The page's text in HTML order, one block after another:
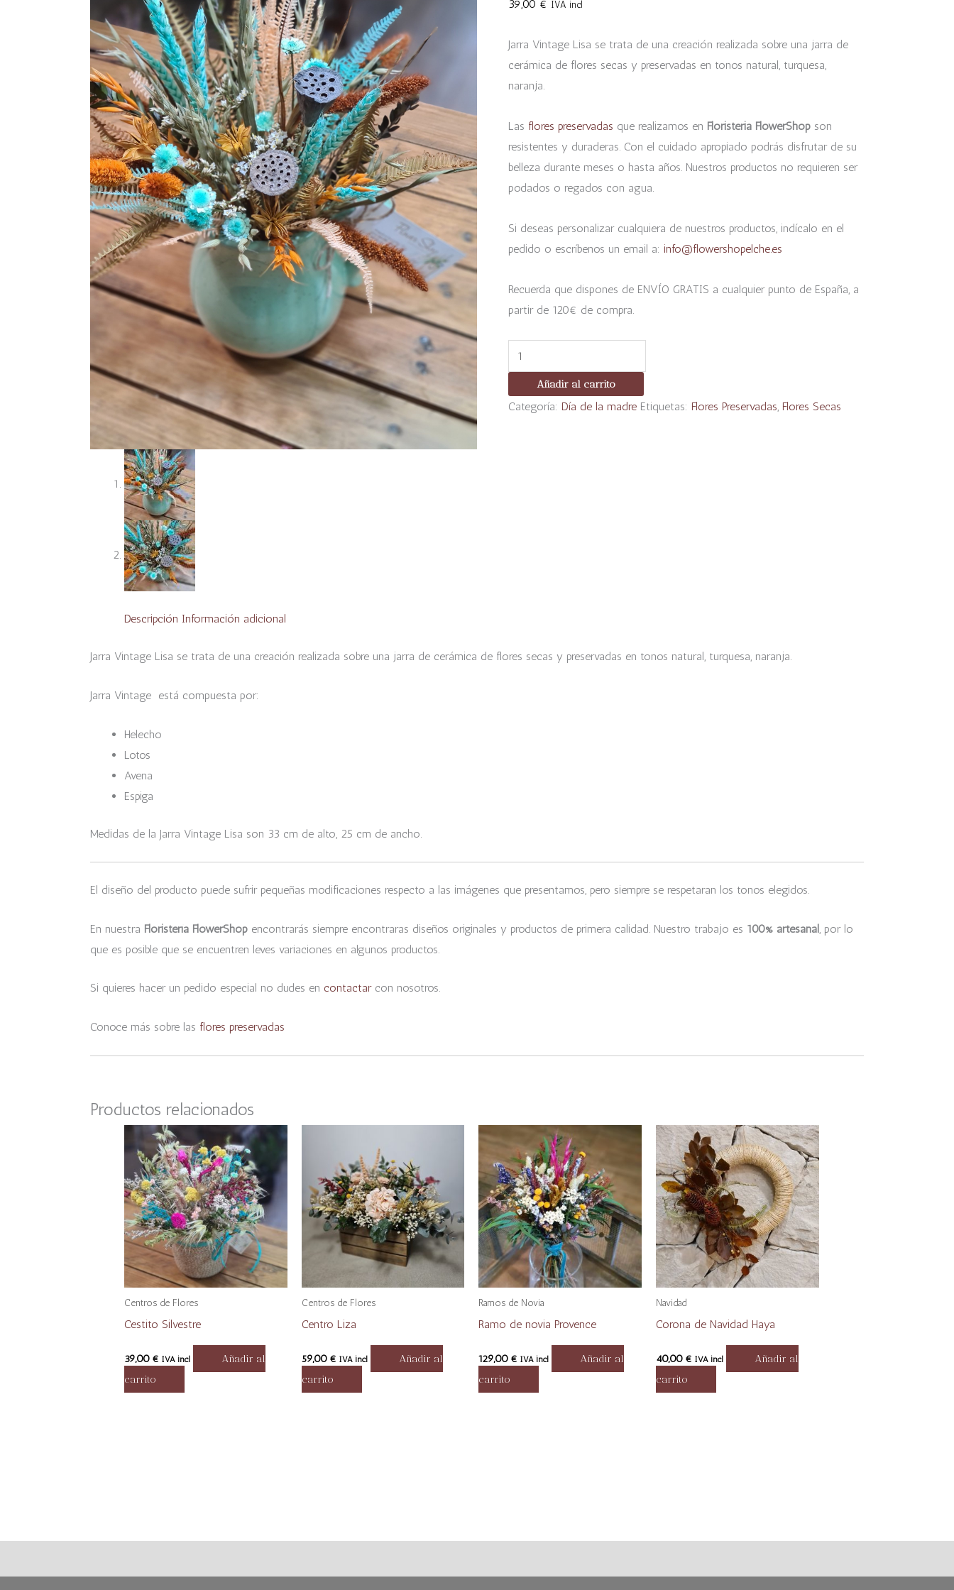
39,00 € IVA incl
Jarra Vintage Lisa se trata de una creación realizada sobre una jarra de
cerámica de flores secas y preservadas en tonos natural, turquesa,
naranja.
Las flores preservadas que realizamos en Floristeria FlowerShopson
resistentes y duraderas. Con el cuidado apropiado podrás disfrutar de su
belleza durante meses o hasta años. Nuestros productos no requieren ser
podados o regados con agua.
Si deseas personalizar cualquiera de nuestros productos, indícalo en el
pedido o escríbenos un email a: info@flowershopelche.es
Recuerda que dispones de ENVÍO GRATIS a cualquier punto de España, a
partir de 120€ de compra.
Añadir al carrito
Categoría: Día de la madre Etiquetas: Flores Preservadas, Flores Secas
Descripción Información adicional
Jarra Vintage Lisa se trata de una creación realizada sobre una jarra de cerámica de flores secas y preservadas en tonos natural, turquesa, naranja.
Jarra Vintage está compuesta por:
Helecho
Lotos
Avena
Espiga
Medidas de la Jarra Vintage Lisa son 33 cm de alto, 25 cm de ancho.
El diseño del producto puede sufrir pequeñas modificaciones respecto a las imágenes que presentamos, pero siempre se respetaran los tonos elegidos.
En nuestra Floristería FlowerShopencontrarás siempre encontraras diseños originales y productos de primera calidad. Nuestro trabajo es 100% artesanal, por lo
que es posible que se encuentren leves variaciones en algunos productos.
Si quieres hacer un pedido especial no dudes en contactarcon nosotros.
Conoce más sobre las flores preservadas
Productos relacionados
Centros de Flores
Cestito Silvestre
39,00 € IVA incl
Añadir al
carrito
Centros de Flores
Centro Liza
59,00 € IVA incl
Añadir al
carrito
Ramos de Novia
Ramo de novia Provence
129,00€ IVA incl
Añadir al
carrito
Navidad
Corona de Navidad Haya
40,00€ IVA incl
Añadir al
carrito